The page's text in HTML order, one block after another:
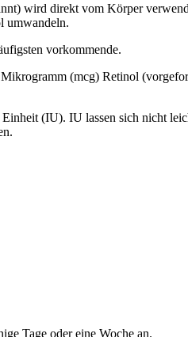
wird direkt vom Körper
umwandeln.
vorkommende.
(mcg) Retinol
(IU). IU lassen sich nicht
Tage oder eine Woche an.